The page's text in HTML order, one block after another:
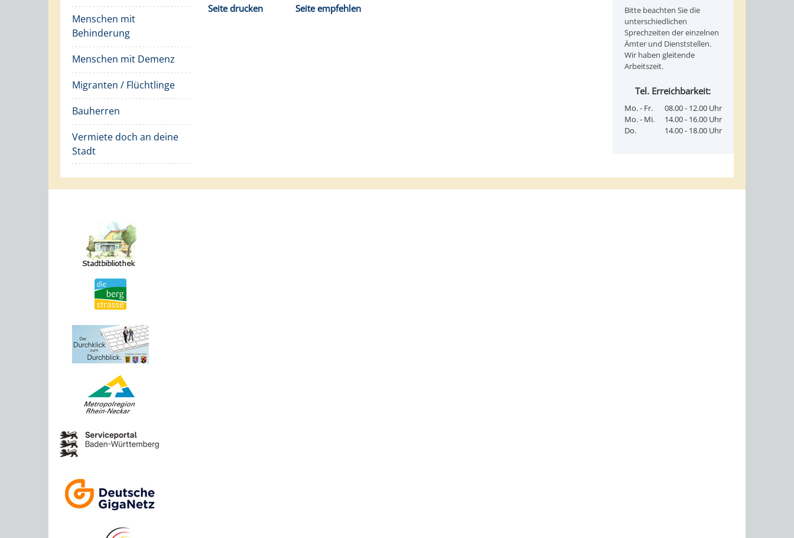
Menschen mit
Behinderung
Menschen mit Demenz
Migranten / Flüchtlinge
Bauherren
Vermiete doch an deine
Stadt
Seite drucken Seite empfehlen
Bitte beachten Sie die
unterschiedlichen
Sprechzeiten der einzelnen
Ämter und Dienststellen.
Wir haben gleitende
Arbeitszeit.
Tel. Erreichbarkeit:
Mo. - Fr.
08.00 - 12.00 Uhr
Mo. - Mi.
14.00 - 16.00 Uhr
Do.
14.00 - 18.00 Uhr